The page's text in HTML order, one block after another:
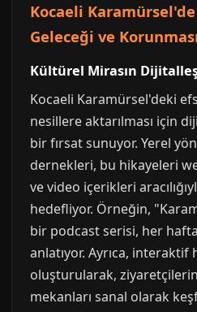
Kocaeli
Geleceği ve
Kültürel Mirasın
Kocaeli Karamürsel'deki
nesillere aktarılması için
bir fırsat sunuyor. Yerel
dernekleri, bu hikayeleri
ve video içerikleri
hedefliyor. Örneğin,
bir podcast serisi, her
anlatıyor. Ayrıca, interaktif
oluşturularak,
mekanları sanal olarak